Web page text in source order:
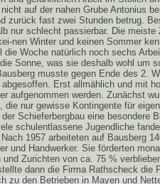
auf der nahen Grube Antonius
zurück fast zwei Stunden betrug.
nur schlecht passierbar. Die
nen Winter und keinen Sommer
die Woche natürlich noch sechs
Sonne, was sie deshalb wohl um
musste gegen Ende des 2.
Erst allmählich und mit
aufgenommen werden. Zunächst
die nur gewisse Kontingente für
der Schieferbergbau eine
schulentlassene Jugendliche
1957 arbeiteten auf Bausberg
und Handwerker. Sie förderten
und Zurichten von ca. 75 %
dann die Firma Rathscheck die
zu den Betrieben in Mayen und